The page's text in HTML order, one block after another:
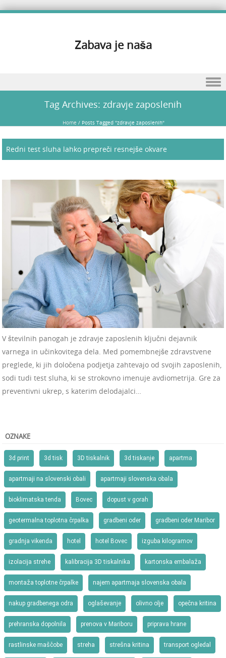
Zabava je naša
Tag Archives: zdravje zaposlenih
Home / Posts Tagged "zdravje zaposlenih"
Redni test sluha lahko prepreči resnejše okvare
V številnih panogah je zdravje zaposlenih ključni dejavnik
varnega in učinkovitega dela. Med pomembnejše zdravstvene
preglede, ki jih določena podjetja zahtevajo od svojih zaposlenih,
sodi tudi test sluha, ki se strokovno imenuje avdiometrija. Gre za
preventivni ukrep, s katerim delodajalci…
OZNAKE
3d print 3d tisk 3D tiskalnik 3d tiskanje apartma
apartmaji na slovenski obali apartmaji slovenska obala
bioklimatska tenda Bovec dopust v gorah
geotermalna toplotna črpalka gradbeni oder gradbeni oder Maribor
gradnja vikenda hotel hotel Bovec izguba kilogramov
izolacija strehe kalibracija 3D tiskalnika kartonska embalaža
montaža toplotne črpalke najem apartmaja slovenska obala
nakup gradbenega odra oglaševanje olivno olje opečna kritina
prehranska dopolnila prenova v Mariboru priprava hrane
rastlinske maščobe streha strešna kritina transport ogledal